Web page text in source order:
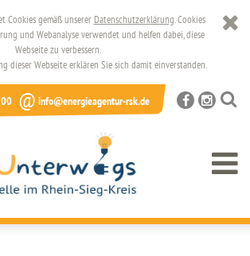
@ info@energieagentur-rsk.de
Cookies gemäß unserer Datenschutzerklärung. Cookies
und Webanalyse verwendet und helfen dabei, diese
Webseite zu verbessern.
dieser Webseite erklären Sie sich damit einverstanden.